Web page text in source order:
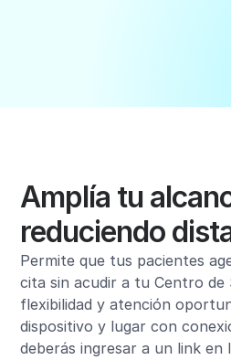
Amplía tu
reduciendo
Permite que tus pacientes
cita sin acudir a tu Centro de
flexibilidad y atención
dispositivo y lugar con
deberás ingresar a un link en